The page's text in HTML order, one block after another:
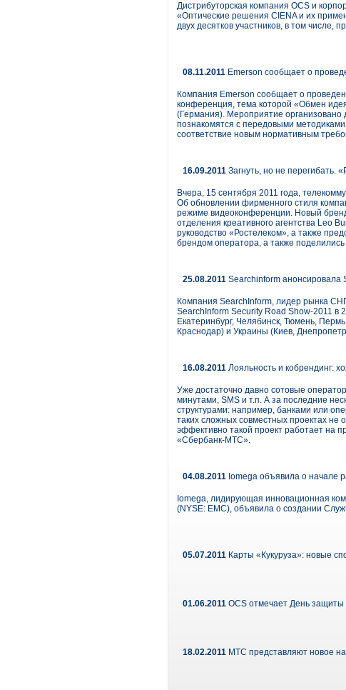
Дистрибуторская компания OCS и
«Оптические решения CIENA и их
двух десятков участников, в том числе,
08.11.2011 Emerson сообщает о
Компания Emerson сообщает о
конференция, тема которой «Обмен
(Германия). Мероприятие организовано
познакомятся с передовыми
соответствие новым нормативным
16.09.2011 Загнуть, но не перегибать.
Вчера, 15 сентября 2011 года,
Об обновлении фирменного стиля
режиме видеоконференции. Новый
отделения креативного агентства Leo
руководство «Ростелеком», а также
брендом оператора, а также
25.08.2011 Searchinform анонсировала
Компания SearchInform, лидер рынка
SearchInform Security Road Show-2011 в
Екатеринбург, Челябинск, Тюмень,
Краснодар) и Украины (Киев,
16.08.2011 Лояльность и кобрендинг:
Уже достаточно давно сотовые
минутами, SMS и т.п. А за последние
структурами: например, банками или
таких сложных совместных проектах не
эффективно такой проект работает на
«Сбербанк-МТС».
04.08.2011 Iomega объявила о начале
Iomega, лидирующая инновационная
(NYSE: EMC), объявила о создании
05.07.2011 Карты «Кукуруза»: новые
01.06.2011 OCS отмечает День защиты
18.02.2011 МТС представляют новое